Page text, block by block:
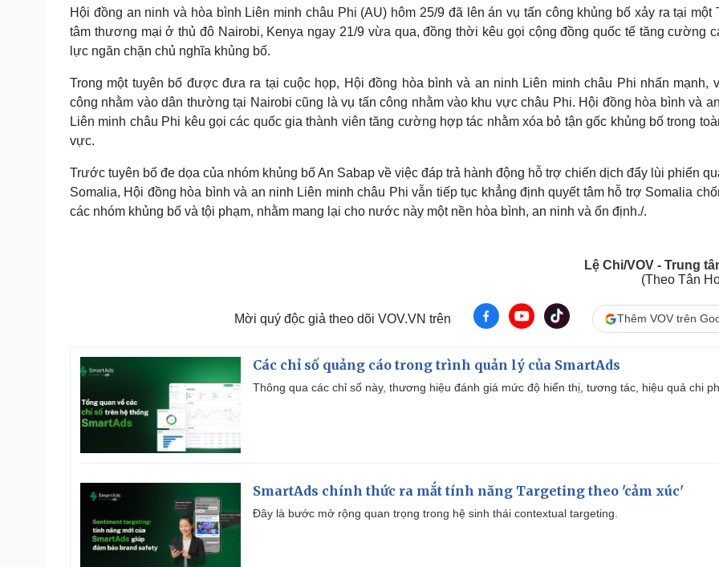
Tư vấn luật
Phân tích
Thế giới thể thao
eSports
Hậu trường
Tư vấn
Dinh dưỡng - món ngon
Cây thuốc
Sản phụ khoa
Nhi khoa
Làm đẹp - giảm cân
Phòng mạch online
Ăn sạch sống khỏe
Nhà đẹp
Blog
Tình yêu - Gia đình
Sân khấu - Điện ảnh
Văn học
Âm nhạc
Nghệ sĩ
Thời trang
Sao Việt
Hội đồng an ninh và hòa bình Liên minh châu Phi (AU) hôm 25/9 đã lên án vụ tấn công khủng bố xảy ra tại một
tâm thương mại ở thủ đô Nairobi, Kenya ngay 21/9 vừa qua, đồng thời kêu gọi cộng đồng quốc tế tăng cường
lực ngăn chặn chủ nghĩa khủng bố.
Trong một tuyên bố được đưa ra tại cuộc họp, Hội đồng hòa bình và an ninh Liên minh châu Phi nhấn mạnh,
công nhằm vào dân thường tại Nairobi cũng là vụ tấn công nhằm vào khu vực châu Phi. Hội đồng hòa bình và
Liên minh châu Phi kêu gọi các quốc gia thành viên tăng cường hợp tác nhằm xóa bỏ tận gốc khủng bố trong
vực.
Trước tuyên bố đe dọa của nhóm khủng bố An Sabap về việc đáp trả hành động hỗ trợ chiến dịch đẩy lùi phiến
Somalia, Hội đồng hòa bình và an ninh Liên minh châu Phi vẫn tiếp tục khẳng định quyết tâm hỗ trợ Somalia
các nhóm khủng bố và tội phạm, nhằm mang lại cho nước này một nền hòa bình, an ninh và ổn định./.
Lệ Chi/VOV - Trung
(Theo Tân
Mời quý độc giả theo dõi VOV.VN trên Thêm VOV trên
Các chỉ số quảng cáo trong trình quản lý của SmartAds
Thông qua các chỉ số này, thương hiệu đánh giá mức độ hiển thị, tương tác, hiệu quả chi
SmartAds chính thức ra mắt tính năng Targeting theo 'cảm xúc'
Đây là bước mở rộng quan trọng trong hệ sinh thái contextual targeting.